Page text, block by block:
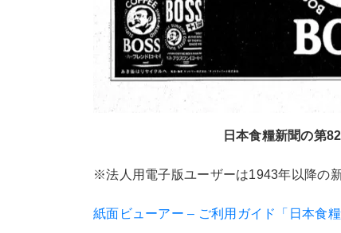
日本食糧新聞の第
※法人用電子版ユーザーは1943年以降の
紙面ビューアー – ご利用ガイド「日本食糧